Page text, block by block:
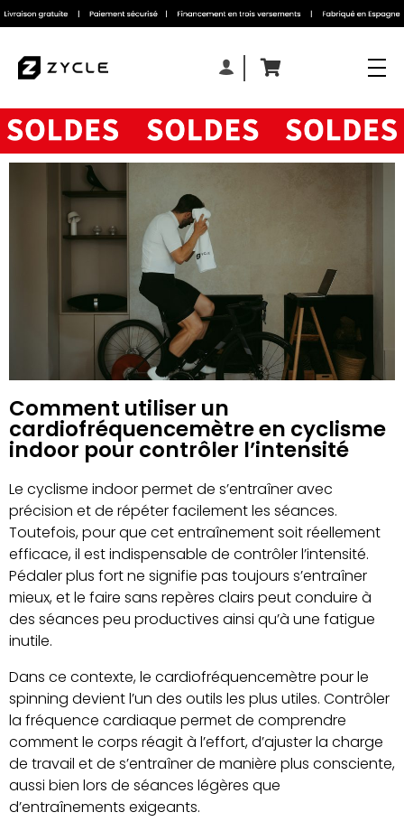
Comment utiliser un
cardiofréquencemètre en cyclisme
indoor pour contrôler l’intensité
Le cyclisme indoor permet de s’entraîner avec
précision et de répéter facilement les séances.
Toutefois, pour que cet entraînement soit réellement
efficace, il est indispensable de contrôler l’intensité.
Pédaler plus fort ne signifie pas toujours s’entraîner
mieux, et le faire sans repères clairs peut conduire à
des séances peu productives ainsi qu’à une fatigue
inutile.
Dans ce contexte, le cardiofréquencemètre pour le
spinning devient l’un des outils les plus utiles. Contrôler
la fréquence cardiaque permet de comprendre
comment le corps réagit à l’effort, d’ajuster la charge
de travail et de s’entraîner de manière plus consciente,
aussi bien lors de séances légères que
d’entraînements exigeants.